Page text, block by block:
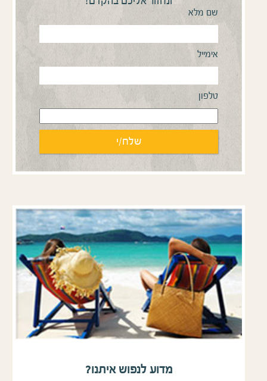
שם מלא
אימייל
טלפון
מדוע לנפוש איתנו?